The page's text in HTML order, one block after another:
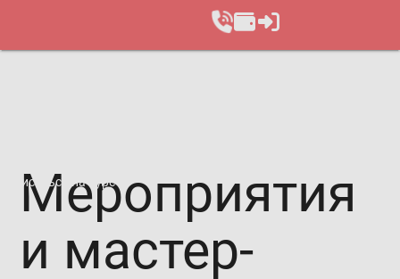
Записаться на курс
Мероприятия
и мастер-